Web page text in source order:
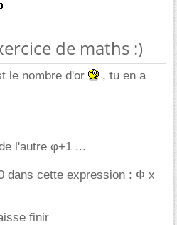
de maths :)
le nombre d'or
, tu en a
l'autre φ+1 ...
dans cette expression : Ф x
finir